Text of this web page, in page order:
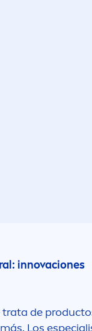
innovaciones
de
Los